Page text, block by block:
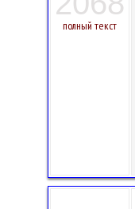
полный текст